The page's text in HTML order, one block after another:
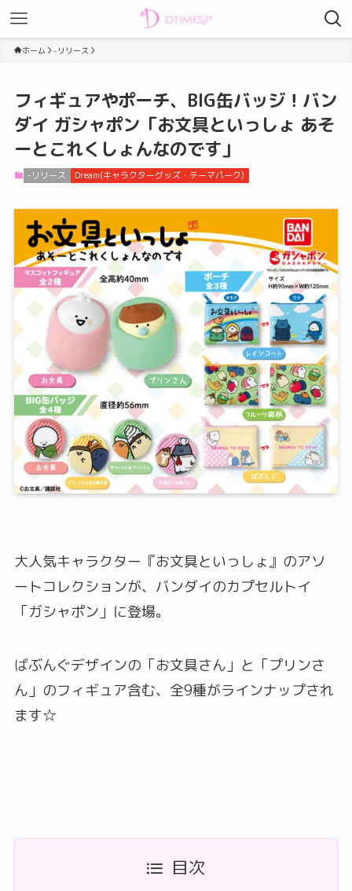
ホーム -リリース
フィギュアやポーチ、BIG缶バッジ！バン
ダイ ガシャポン「お文具といっしょ あそ
ーとこれくしょんなのです」
-リリース Dream(キャラクターグッズ・テーマパーク)
大人気キャラクター『お文具といっしょ』のアソ
ートコレクションが、バンダイのカプセルトイ
「ガシャポン」に登場。
ばぶんぐデザインの「お文具さん」と「プリンさ
ん」のフィギュア含む、全9種がラインナップされ
ます☆
目次